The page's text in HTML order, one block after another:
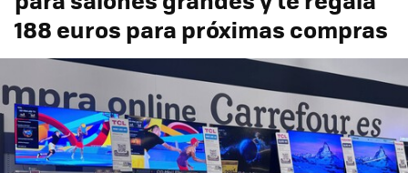
188 euros para próximas compras